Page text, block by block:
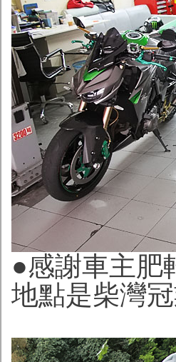
●感謝車主肥
地點是柴灣